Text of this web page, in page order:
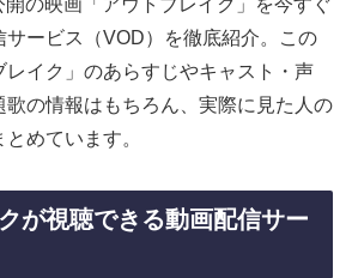
の映画「アウトブレイク」を今すぐ
サービス（VOD）を徹底紹介。この
レイク」のあらすじやキャスト・声
歌の情報はもちろん、実際に見た人の
めています。
が視聴できる動画配信サー